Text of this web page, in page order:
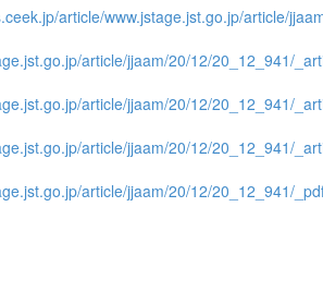
article/www.jstage.jst.go.jp/article/
article/jjaam/20/12/20_12_941/
article/jjaam/20/12/20_12_941/
article/jjaam/20/12/20_12_941/
article/jjaam/20/12/20_12_941/